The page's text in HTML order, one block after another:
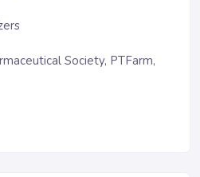
Society, PTFarm,